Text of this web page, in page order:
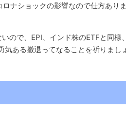
ナショックの影響なので仕方あり
ので、EPI、インド株のETFと同様、
ある撤退ってなることを祈りまし